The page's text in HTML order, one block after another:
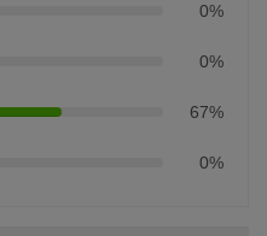
0%
0%
67%
0%